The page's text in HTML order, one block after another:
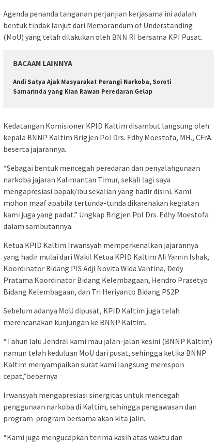
Agenda penanda tanganan perjanjian kerjasama ini adalah
bentuk tindak lanjut dari Memorandum of Understanding
(MoU) yang telah dilakukan oleh BNN RI bersama KPI Pusat.
BACAAN LAINNYA
Andi Satya Ajak Masyarakat Perangi Narkoba, Soroti
Samarinda yang Kian Rawan Peredaran Gelap
Kedatangan Komisioner KPID Kaltim disambut langsung oleh
kepala BNNP Kaltim Brigjen Pol Drs. Edhy Moestofa, MH., CFrA.
beserta jajarannya.
“Sebagai bentuk mencegah peredaran dan penyalahgunaan
narkoba jajaran Kalimantan Timur, sekali lagi saya
mengapresiasi bapak/ibu sekalian yang hadir disini. Kami
mohon maaf apabila tertunda-tunda dikarenakan kegiatan
kami juga yang padat.” Ungkap Brigjen Pol Drs. Edhy Moestofa
dalam sambutannya.
Ketua KPID Kaltim Irwansyah memperkenalkan jajarannya
yang hadir mulai dari Wakil Ketua KPID Kaltim Ali Yamin Ishak,
Koordinator Bidang PIS Adji Novita Wida Vantina, Dedy
Pratama Koordinator Bidang Kelembagaan, Hendro Prasetyo
Bidang Kelembagaan, dan Tri Heriyanto Bidang PS2P.
Sebelum adanya MoU dipusat, KPID Kaltim juga telah
merencanakan kunjungan ke BNNP Kaltim.
“Tahun lalu Jendral kami mau jalan-jalan kesini (BNNP Kaltim)
namun telah keduluan MoU dari pusat, sehingga ketika BNNP
Kaltim menyampaikan surat kami langsung merespon
cepat,”bebernya
Irwansyah mengapresiasi sinergitas untuk mencegah
penggunaan narkoba di Kaltim, sehingga pengawasan dan
program-program bersama akan kita jalin.
“Kami juga mengucapkan terima kasih atas waktu dan